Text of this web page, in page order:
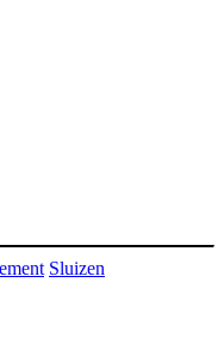
Sluizen